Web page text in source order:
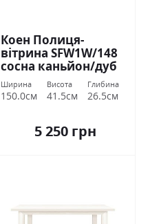
Коен Полиця-
вітрина SFW1W/148
сосна каньйон/дуб
корабельний БРВ
Україна
Ширина
150.0см
Висота
41.5см
Глибина
26.5см
5 250 грн